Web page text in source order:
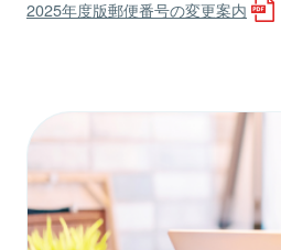
2025年度版郵便番号の変更案内